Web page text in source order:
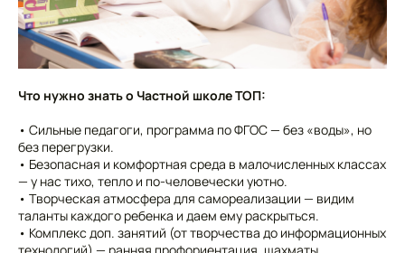
Что нужно знать о Частной школе ТОП:
• Сильные педагоги, программа по ФГОС — без «воды», но
без перегрузки.
• Безопасная и комфортная среда в малочисленных классах
— у нас тихо, тепло и по-человечески уютно.
• Творческая атмосфера для самореализации — видим
таланты каждого ребенка и даем ему раскрыться.
• Комплекс доп. занятий (от творчества до информационных